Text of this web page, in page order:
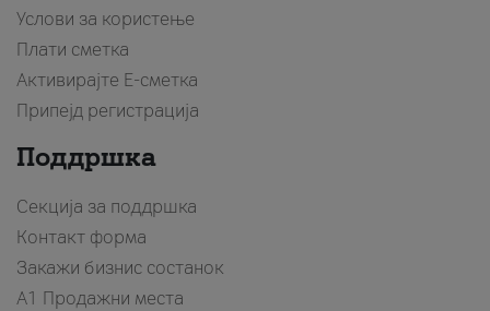
Услови за користење
Плати сметка
Активирајте Е-сметка
Припејд регистрација
Поддршка
Секција за поддршка
Контакт форма
Закажи бизнис состанок
A1 Продажни места